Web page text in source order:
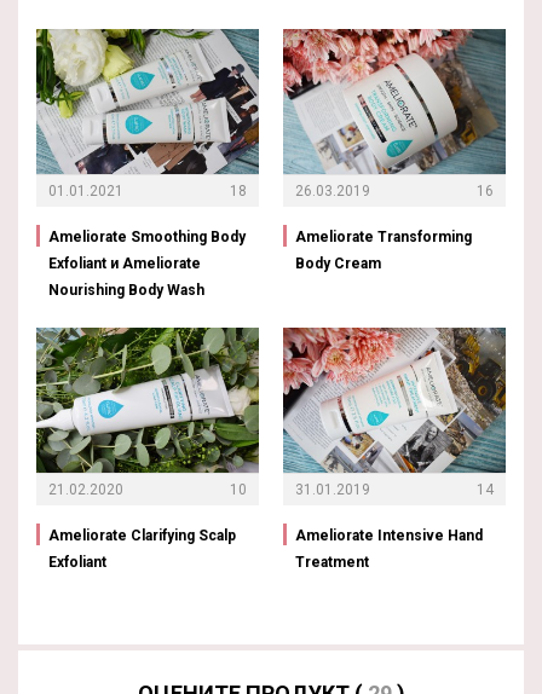
01.01.2021 18
Ameliorate Smoothing Body
Exfoliant и Ameliorate
Nourishing Body Wash
21.02.2020 10
Ameliorate Clarifying Scalp
Exfoliant
26.03.2019 16
Ameliorate Transforming
Body Cream
31.01.2019 14
Ameliorate Intensive Hand
Treatment